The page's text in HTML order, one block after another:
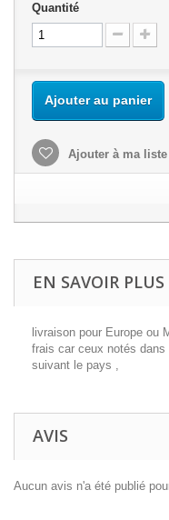
Quantité
Ajouter au panier
Ajouter à ma
EN SAVOIR PLUS
livraison pour Europe ou
frais car ceux notés
suivant le pays ,
AVIS
Aucun avis n'a été publié